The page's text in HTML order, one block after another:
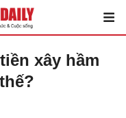
xây hầm